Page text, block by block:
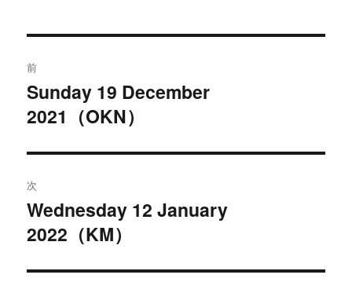
稿
ナ
ビ
ゲ
ー
前
過
去
投
稿:
Sunday 19 December
2021（OKN）
次
次
の
稿:
Wednesday 12 January
2022（KM）